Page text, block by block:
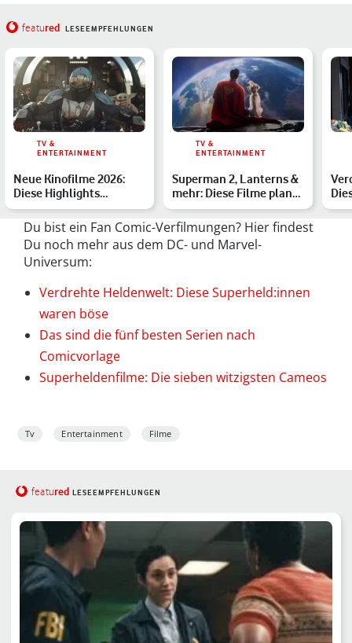
featured LESEEMPFEHLUNGEN
TV &
ENTERTAINMENT
Neue Kinofilme 2026:
Diese Highlights
erwarten Dich
TV &
ENTERTAINMENT
Superman 2, Lanterns &
mehr: Diese Filme plant
DC ab 2025
Du bist ein Fan Comic-Verfilmungen? Hier findest
Du noch mehr aus dem DC- und Marvel-
Universum:
Verdrehte Heldenwelt: Diese Superheld:innen
waren böse
Das sind die fünf besten Serien nach
Comicvorlage
Superheldenfilme: Die sieben witzigsten Cameos
Tv Entertainment Filme
featured LESEEMPFEHLUNGEN